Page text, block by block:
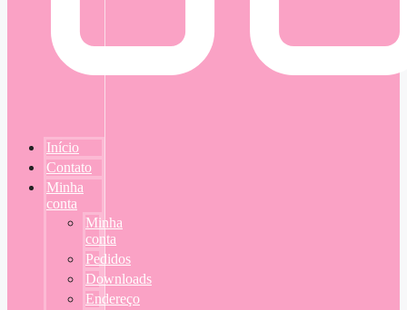
Início
Contato
Minha
conta
Minha
conta
Pedidos
Downloads
Endereço